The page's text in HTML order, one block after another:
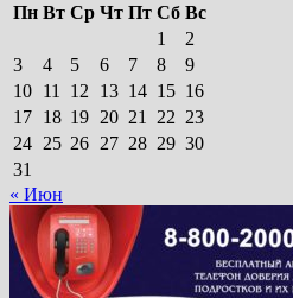
Пн Вт Ср Чт Пт Сб Вс
1
2
3
4 5 6 7 8
9
10 11 12 13 14 15 16
17 18 19 20 21 22 23
24 25 26 27 28 29 30
31
« Июн